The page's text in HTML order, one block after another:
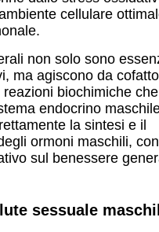
cellulare
non solo sono
ma agiscono da
biochimiche che
endocrino
la sintesi e il
ormoni maschili,
sul benessere
sessuale